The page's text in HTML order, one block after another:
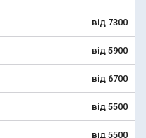
від 7300
від 5900
від 6700
від 5500
від 5500